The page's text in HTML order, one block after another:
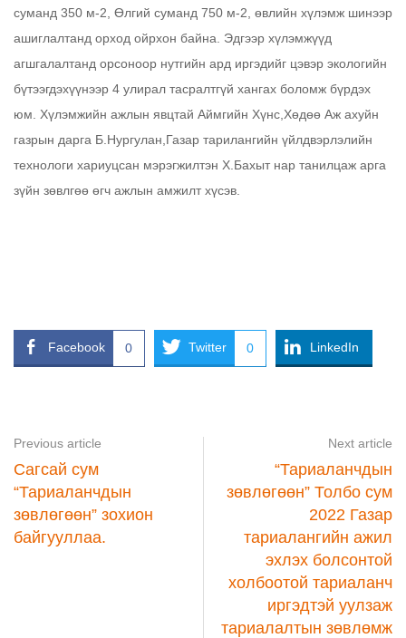
суманд 350 м-2, Өлгий суманд 750 м-2, өвлийн хүлэмж шинээр
ашиглалтанд орход ойрхон байна. Эдгээр хүлэмжүүд
агшгалалтанд орсоноор нутгийн ард иргэдийг цэвэр экологийн
бүтээгдэхүүнээр 4 улирал тасралтгүй хангах боломж бүрдэх
юм. Хүлэмжийн ажлын явцтай Аймгийн Хүнс,Хөдөө Аж ахуйн
газрын дарга Б.Нургулан,Газар тарилангийн үйлдвэрлэлийн
технологи хариуцсан мэрэгжилтэн Х.Бахыт нар танилцаж арга
зүйн зөвлгөө өгч ажлын амжилт хүсэв.
Facebook 0 Twitter 0 LinkedIn
Previous article
Сагсай сум
“Тариаланчдын
зөвлөгөөн” зохион
байгууллаа.
Next article
“Тариаланчдын
зөвлөгөөн” Толбо сум
2022 Газар
тариалангийн ажил
эхлэх болсонтой
холбоотой тариаланч
иргэдтэй уулзаж
тариалалтын зөвлөмж